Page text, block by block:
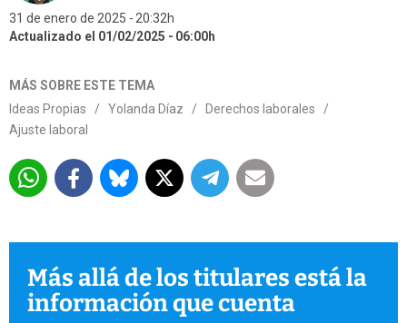
31 de enero de 2025
20:32h
Actualizado el 01/02/2025
06:00h
MÁS SOBRE ESTE TEMA
Ideas Propias
/ Yolanda Díaz / Derechos laborales
/
Ajuste laboral
Más allá de los titulares está la
información que cuenta